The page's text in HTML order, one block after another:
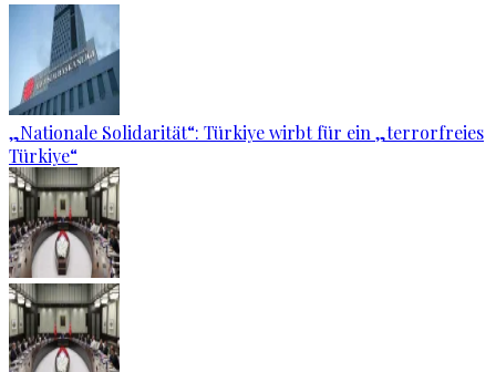
„Nationale Solidarität“: Türkiye wirbt für ein „terrorfreies
Türkiye“